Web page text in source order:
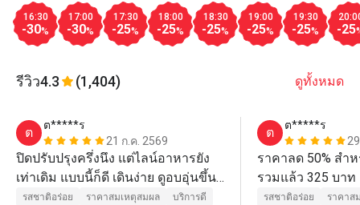
16:30
-30%
17:00
-30%
17:30
-25%
18:00
-25%
18:30
-25%
19:00
-25%
19:30
-25% -25
รีวิว4.3 (1,404) ดูทั้งหมด
ต
ต*****ร
21 ก.ค. 2569
ปิดปรับปรุงครึ่งนึง แต่ไลน์อาหารยัง
เท่าเดิม แบบนี้ก็ดี เดินง่าย ดูอบอุ่นขึ้น
พนักงานที่นี่ดูแลดีมากๆ
รสชาติอร่อย ราคาสมเหตุสมผล
บริการดี
ต
ต*****ร
ราคาลด 50% สำ
รวมแล้ว 325 บา
แซมมอลรมควัน
รสชาติอร่อย
ราคาส